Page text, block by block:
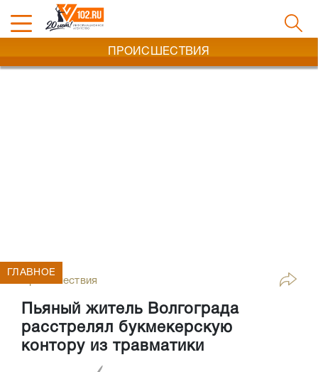
ПРОИСШЕСТВИЯ
Происшествия
Пьяный житель Волгограда
расстрелял букмекерскую
контору из травматики
ГЛАВНОЕ